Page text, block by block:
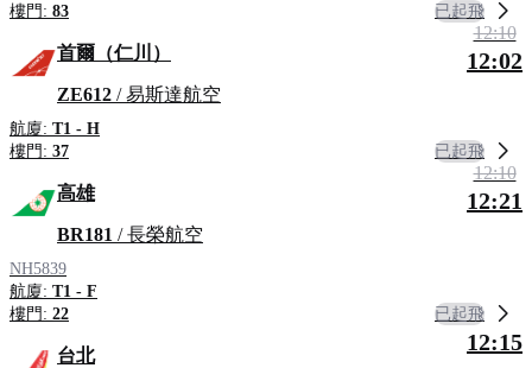
樓門: 83 已起飛
首爾（仁川）
ZE612 / 易斯達航空
航廈: T1 - H
樓門: 37
12:10
12:02
已起飛
高雄
BR181 / 長榮航空
NH5839
航廈: T1 - F
樓門: 22
12:10
12:21
已起飛
台北
12:15